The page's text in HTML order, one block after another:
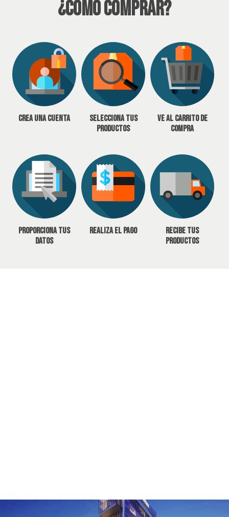
¿Cómo Comprar?
Crea una cuenta
Selecciona tus
productos
Ve al carrito de
compra
Proporciona tus
datos
Realiza el pago
Recibe tus
productos